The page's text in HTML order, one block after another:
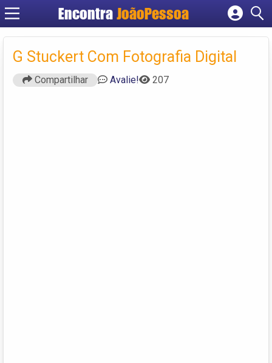
Encontra JoãoPessoa
Cadastrar empresa
Criar conta
G Stuckert Com Fotografia Digital
Compartilhar Avalie! 207